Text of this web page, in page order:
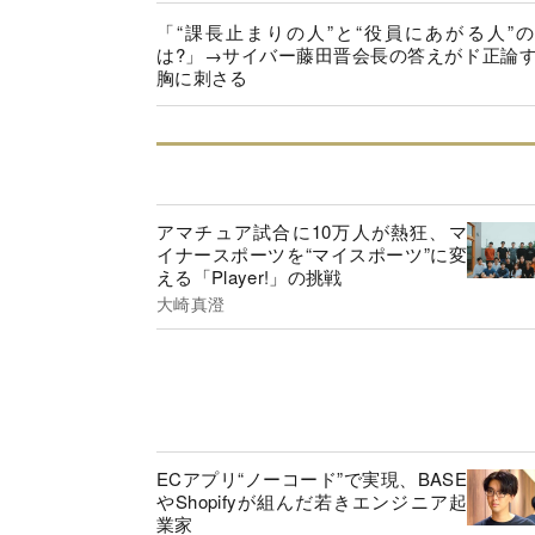
「“課長止まりの人”と“役員にあがる人”
は?」→サイバー藤田晋会長の答えがド正論
胸に刺さる
アマチュア試合に10万人が熱狂、マ
イナースポーツを“マイスポーツ”に変
える「Player!」の挑戦
大崎真澄
ECアプリ“ノーコード”で実現、BASE
やShopifyが組んだ若きエンジニア起
業家